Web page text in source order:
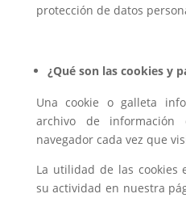
protección de datos
¿Qué son las cookies y
Una cookie o galleta
archivo de
navegador cada vez que
La utilidad de las cookies
su actividad en nuestra